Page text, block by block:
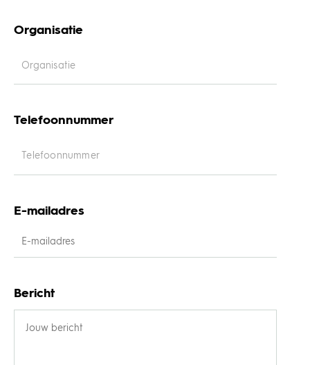
Organisatie
Telefoonnummer
E-mailadres
Bericht